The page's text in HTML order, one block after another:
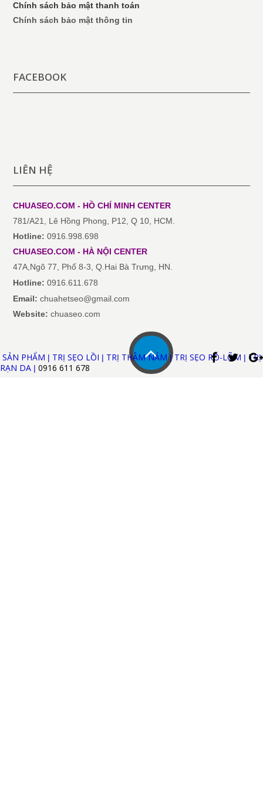
Chính sách bảo mật thanh toán
Chính sách bảo mật thông tin
FACEBOOK
LIÊN HỆ
CHUASEO.COM - HỒ CHÍ MINHCENTER
781/A21, Lê Hồng Phong, P12, Q 10, HCM.
Hotline: 0916.998.698
CHUASEO.COM - HÀ NỘICENTER
47A,Ngõ 77, Phố 8-3, Q.Hai Bà Trưng, HN.
Hotline: 0916.611.678
Email:chuahetseo@gmail.com
Website: chuaseo.com
SẢN PHẨM | TRỊ SẸO LỒI | TRỊ THÂM NÁM|TRỊ SẸO RỖ-LÕM | TRỊ
RẠN DA | 0916 611 678